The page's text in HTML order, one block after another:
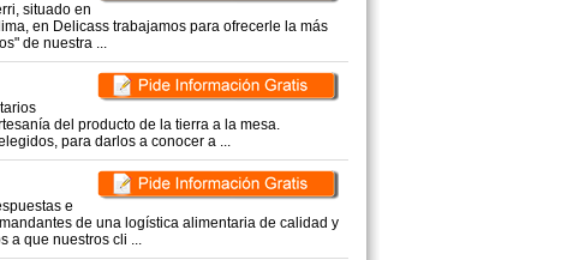
situado en
en Delicass trabajamos para ofrecerle la más
de nuestra ...
del producto de la tierra a la mesa.
para darlos a conocer a ...
e
de una logística alimentaria de calidad y
a que nuestros cli ...